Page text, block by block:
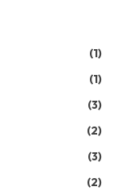
(1)
(1)
(3)
(2)
(3)
(2)